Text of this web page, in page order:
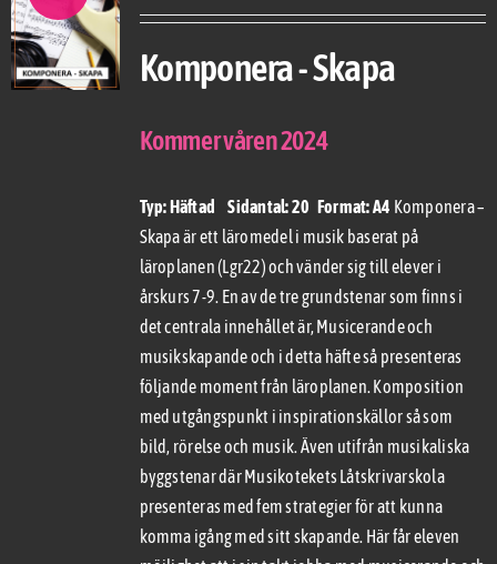
Komponera - Skapa
Kommer våren 2024
Typ: Häftad Sidantal: 20 Format: A4 Komponera –
Skapa är ett läromedel i musik baserat på
läroplanen (Lgr22) och vänder sig till elever i
årskurs 7-9. En av de tre grundstenar som finns i
det centrala innehållet är, Musicerande och
musikskapande och i detta häfte så presenteras
följande moment från läroplanen. Komposition
med utgångspunkt i inspirationskällor så som
bild, rörelse och musik. Även utifrån musikaliska
byggstenar där Musikotekets Låtskrivarskola
presenteras med fem strategier för att kunna
komma igång med sitt skapande. Här får eleven